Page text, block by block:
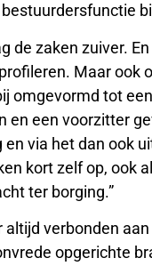
de zaken zuiver.
Maar ook
omgevormd tot
en een voorzitter
via het dan ook
kort zelf op, ook
ter borging.”
verbonden
opgerichte